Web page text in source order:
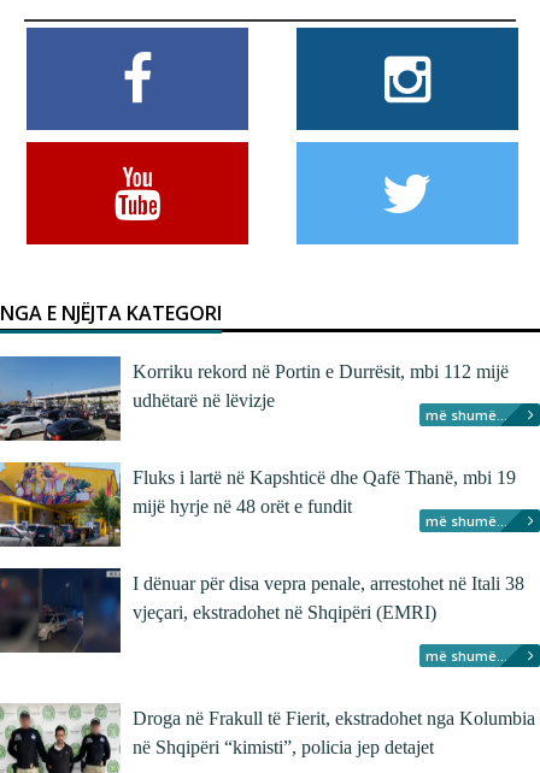
NGA E NJËJTA KATEGORI
Korriku rekord në Portin e Durrësit, mbi 112 mijë
udhëtarë në lëvizje
më shumë...
Fluks i lartë në Kapshticë dhe Qafë Thanë, mbi 19
mijë hyrje në 48 orët e fundit
më shumë...
I dënuar për disa vepra penale, arrestohet në Itali 38
vjeçari, ekstradohet në Shqipëri (EMRI)
më shumë...
Droga në Frakull të Fierit, ekstradohet nga Kolumbia
në Shqipëri “kimisti”, policia jep detajet